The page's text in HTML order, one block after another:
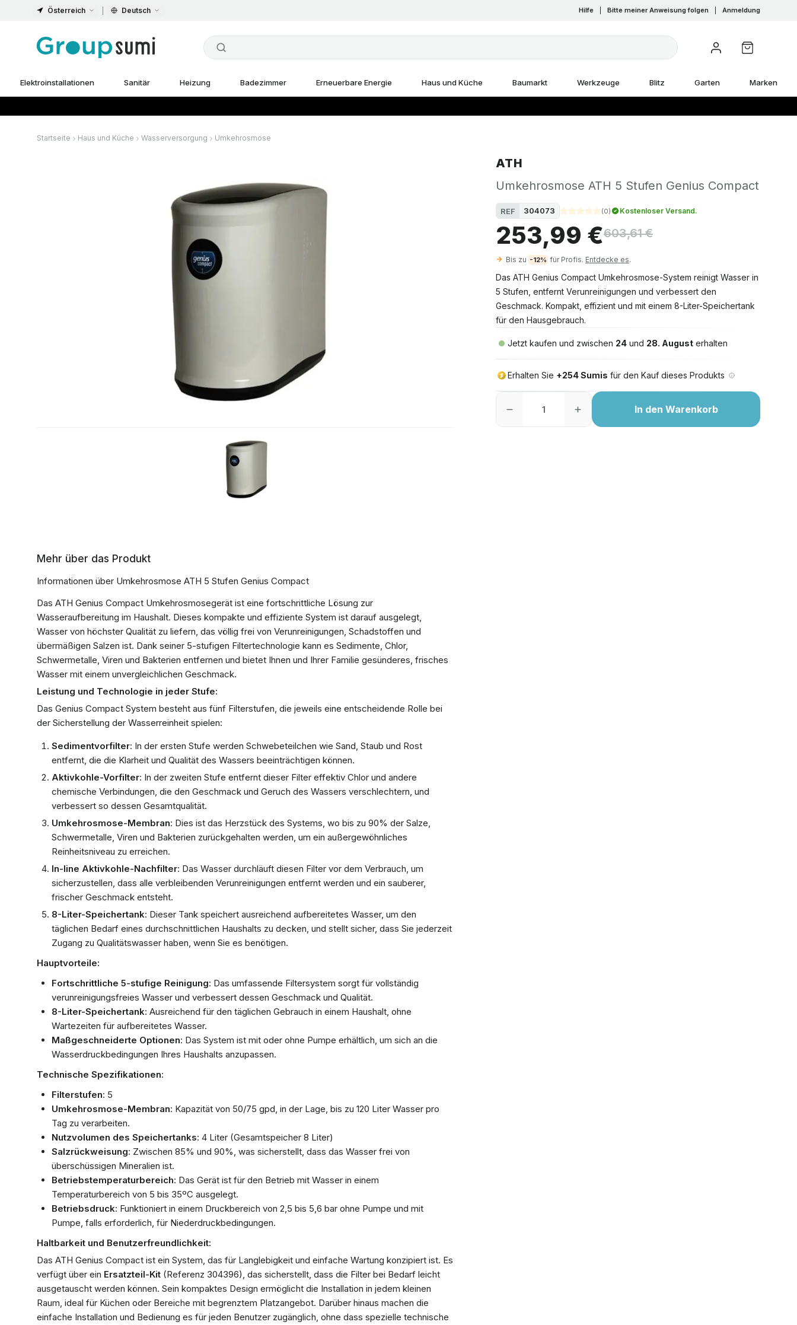
Österreich Deutsch Hilfe Bitte meiner Anweisung folgen Anmeldung
Elektroinstallationen Sanitär Heizung Badezimmer Erneuerbare Energie Haus und Küche Baumarkt Werkzeuge Blitz Garten Marken
Startseite Haus und Küche Wasserversorgung Umkehrosmose
ATH
Umkehrosmose ATH 5 Stufen Genius Compact
REF 304073 (0) Kostenloser Versand.
253,99 €603,61 €
Bis zu -12% für Profis. Entdecke es.
Das ATH Genius Compact Umkehrosmose-System reinigt Wasser in
5 Stufen, entfernt Verunreinigungen und verbessert den
Geschmack. Kompakt, effizient und mit einem 8-Liter-Speichertank
für den Hausgebrauch.
Jetzt kaufen und zwischen 24 und 28. August erhalten
Erhalten Sie +254 Sumis für den Kauf dieses Produkts
In den Warenkorb
Mehr über das Produkt
Informationen über Umkehrosmose ATH 5 Stufen Genius Compact
Das ATH Genius Compact Umkehrosmosegerät ist eine fortschrittliche Lösung zur
Wasseraufbereitung im Haushalt. Dieses kompakte und effiziente System ist darauf ausgelegt,
Wasser von höchster Qualität zu liefern, das völlig frei von Verunreinigungen, Schadstoffen und
übermäßigen Salzen ist. Dank seiner 5-stufigen Filtertechnologie kann es Sedimente, Chlor,
Schwermetalle, Viren und Bakterien entfernen und bietet Ihnen und Ihrer Familie gesünderes, frisches
Wasser mit einem unvergleichlichen Geschmack.
Leistung und Technologie in jeder Stufe:
Das Genius Compact System besteht aus fünf Filterstufen, die jeweils eine entscheidende Rolle bei
der Sicherstellung der Wasserreinheit spielen:
Sedimentvorfilter: In der ersten Stufe werden Schwebeteilchen wie Sand, Staub und Rost
entfernt, die die Klarheit und Qualität des Wassers beeinträchtigen können.
Aktivkohle-Vorfilter: In der zweiten Stufe entfernt dieser Filter effektiv Chlor und andere
chemische Verbindungen, die den Geschmack und Geruch des Wassers verschlechtern, und
verbessert so dessen Gesamtqualität.
Umkehrosmose-Membran: Dies ist das Herzstück des Systems, wo bis zu 90% der Salze,
Schwermetalle, Viren und Bakterien zurückgehalten werden, um ein außergewöhnliches
Reinheitsniveau zu erreichen.
In-line Aktivkohle-Nachfilter: Das Wasser durchläuft diesen Filter vor dem Verbrauch, um
sicherzustellen, dass alle verbleibenden Verunreinigungen entfernt werden und ein sauberer,
frischer Geschmack entsteht.
8-Liter-Speichertank: Dieser Tank speichert ausreichend aufbereitetes Wasser, um den
täglichen Bedarf eines durchschnittlichen Haushalts zu decken, und stellt sicher, dass Sie jederzeit
Zugang zu Qualitätswasser haben, wenn Sie es benötigen.
Hauptvorteile:
Fortschrittliche 5-stufige Reinigung: Das umfassende Filtersystem sorgt für vollständig
verunreinigungsfreies Wasser und verbessert dessen Geschmack und Qualität.
8-Liter-Speichertank: Ausreichend für den täglichen Gebrauch in einem Haushalt, ohne
Wartezeiten für aufbereitetes Wasser.
Maßgeschneiderte Optionen: Das System ist mit oder ohne Pumpe erhältlich, um sich an die
Wasserdruckbedingungen Ihres Haushalts anzupassen.
Technische Spezifikationen:
Filterstufen: 5
Umkehrosmose-Membran: Kapazität von 50/75 gpd, in der Lage, bis zu 120 Liter Wasser pro
Tag zu verarbeiten.
Nutzvolumen des Speichertanks: 4 Liter (Gesamtspeicher 8 Liter)
Salzrückweisung: Zwischen 85% und 90%, was sicherstellt, dass das Wasser frei von
überschüssigen Mineralien ist.
Betriebstemperaturbereich: Das Gerät ist für den Betrieb mit Wasser in einem
Temperaturbereich von 5 bis 35ºC ausgelegt.
Betriebsdruck: Funktioniert in einem Druckbereich von 2,5 bis 5,6 bar ohne Pumpe und mit
Pumpe, falls erforderlich, für Niederdruckbedingungen.
Haltbarkeit und Benutzerfreundlichkeit:
Das ATH Genius Compact ist ein System, das für Langlebigkeit und einfache Wartung konzipiert ist. Es
verfügt über ein Ersatzteil-Kit (Referenz 304396), das sicherstellt, dass die Filter bei Bedarf leicht
ausgetauscht werden können. Sein kompaktes Design ermöglicht die Installation in jedem kleinen
Raum, ideal für Küchen oder Bereiche mit begrenztem Platzangebot. Darüber hinaus machen die
einfache Installation und Bedienung es für jeden Benutzer zugänglich, ohne dass spezielle technische